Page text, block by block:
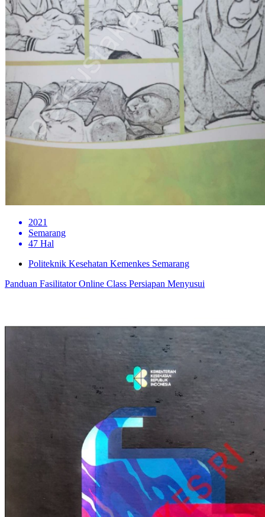
2021
Semarang
47 Hal
Politeknik Kesehatan Kemenkes Semarang
Panduan Fasilitator Online Class Persiapan Menyusui